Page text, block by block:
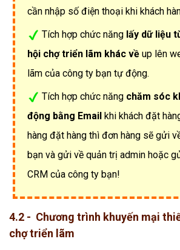
cần nhập số điện thoại khi khách
Tích hợp chức năng lấy dữ liệu
hội chợ triển lãm khác về up lên
lãm của công ty bạn tự động.
Tích hợp chức năng chăm sóc
động bằng Email khi khách đặt
hàng đặt hàng thì đơn hàng sẽ gửi
bạn và gửi về quản trị admin hoặc
CRM của công ty bạn!
4.2 - Chương trình khuyến mại
chợ triển lãm